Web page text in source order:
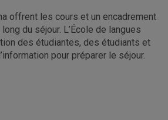
offrent les cours et un encadrement
du séjour. L’École de langues
des étudiantes, des étudiants et
pour préparer le séjour.